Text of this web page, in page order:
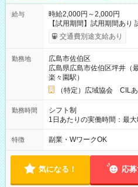
給与
時給2,000円～2,000円
【試用期間】試用期間あり
給与は本採用時と同じです。
交通費別途支給あり
勤務地
広島市佐伯区
広島県広島市佐伯区坪井（
楽々園駅）
（特定）広域協会 CIL
勤務時間
シフト制
1日あたりの実働時間：最
勤）・8時～18時 （実働
あたりの給与 2万円）
特徴 副業・WワークOK
気になる！ 応